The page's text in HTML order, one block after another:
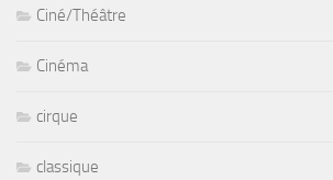
Ciné/Théâtre
Cinéma
cirque
classique